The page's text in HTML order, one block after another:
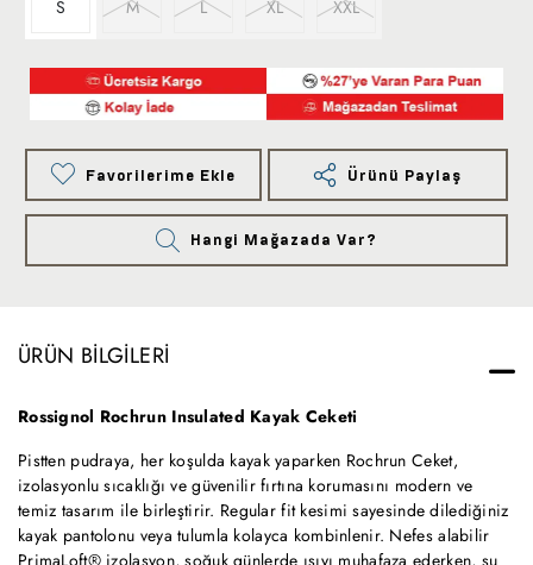
S M L XL XXL
Favorilerime Ekle Ürünü Paylaş
Hangi Mağazada Var?
ÜRÜN BILGILERI
Rossignol Rochrun Insulated Kayak Ceketi
Pistten pudraya, her koşulda kayak yaparken Rochrun Ceket,
izolasyonlu sıcaklığı ve güvenilir fırtına korumasını modern ve
temiz tasarım ile birleştirir. Regular fit kesimi sayesinde dilediğiniz
kayak pantolonu veya tulumla kolayca kombinlenir. Nefes alabilir
PrimaLoft® izolasyon, soğuk günlerde ısıyı muhafaza ederken, su